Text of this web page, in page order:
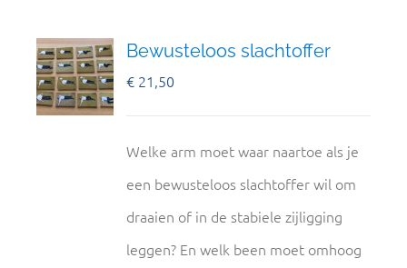
Bewusteloos slachtoffer
€ 21,50
Welke arm moet waar naartoe als je
een bewusteloos slachtoffer wil om
draaien of in de stabiele zijligging
leggen? En welk been moet omhoog